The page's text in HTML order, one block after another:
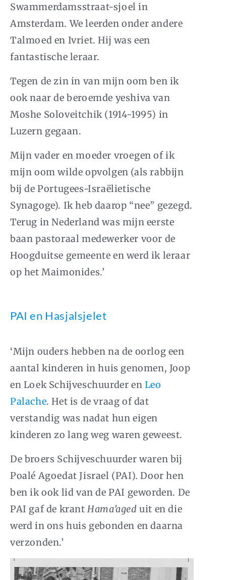
Swammerdamsstraat-sjoel in
Amsterdam. We leerden onder andere
Talmoed en Ivriet. Hij was een
fantastische leraar.
Tegen de zin in van mijn oom ben ik
ook naar de beroemde yeshiva van
Moshe Soloveitchik (1914-1995) in
Luzern gegaan.
Mijn vader en moeder vroegen of ik
mijn oom wilde opvolgen (als rabbijn
bij de Portugees-Israëlietische
Synagoge). Ik heb daarop “nee” gezegd.
Terug in Nederland was mijn eerste
baan pastoraal medewerker voor de
Hoogduitse gemeente en werd ik leraar
op het Maimonides.’
PAI en Hasjalsjelet
‘Mijn ouders hebben na de oorlog een
aantal kinderen in huis genomen, Joop
en Loek Schijveschuurder en Leo
Palache. Het is de vraag of dat
verstandig was nadat hun eigen
kinderen zo lang weg waren geweest.
De broers Schijveschuurder waren bij
Poalé Agoedat Jisrael (PAI). Door hen
ben ik ook lid van de PAI geworden. De
PAI gaf de krantHama’aged uit en die
werd in ons huis gebonden en daarna
verzonden.’